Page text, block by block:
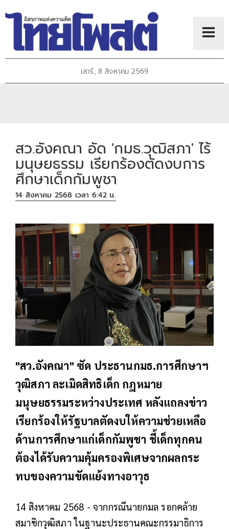
เสาร์, 8 สิงหาคม 2569
สว.อังคณา อัด 'กมธ.วุฒิสภา' ไร้
มนุษยธรรม เรียกร้องตัดงบการ
ศึกษาเด็กกัมพูชา
14 สิงหาคม 2568 เวลา 6:42 น.
"สว.อังคณา" ซัด ประธานกมธ.การศึกษาฯ
วุฒิสภา ละเมิดสิทธิเด็ก กฎหมาย
มนุษยธรรมระหว่างประเทศ หลังแถลงข่าว
เรียกร้องให้รัฐบาลตัดงบให้ความช่วยเหลือ
ด้านการศึกษาแก่เด็กกัมพูชา ชี้เด็กทุกคน
ต้องได้รับความคุ้มครองพิเศษจากผลกระ
ทบของความขัดแย้งทางอาวุธ
14 สิงหาคม 2568 - จากกรณีนายกมล รอกคล้าย
สมาชิกวุฒิสภา ในฐานะประธานคณะกรรมาธิการ